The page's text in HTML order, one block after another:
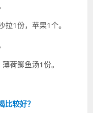
1份，苹果1个。
荷鲫鱼汤1份。
比较好？